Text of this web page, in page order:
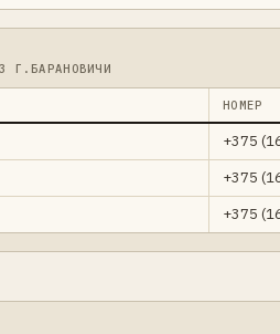
Г.БАРАНОВИЧИ
НОМЕР
+375
+375
+375